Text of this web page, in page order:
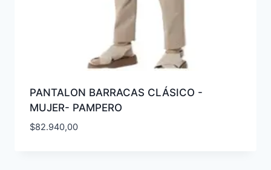
PANTALON BARRACAS CLÁSICO -
MUJER- PAMPERO
$82.940,00